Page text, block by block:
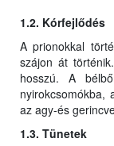
1.2. Kórfejlődés
A prionokkal
szájon át
hosszú. A
nyirokcsomókba,
az agy-és
1.3. Tünetek